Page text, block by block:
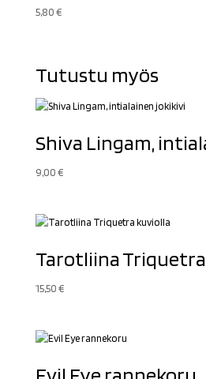
5,80€
Tutustu myös
Shiva Lingam,
9,00€
Tarotliina
15,50€